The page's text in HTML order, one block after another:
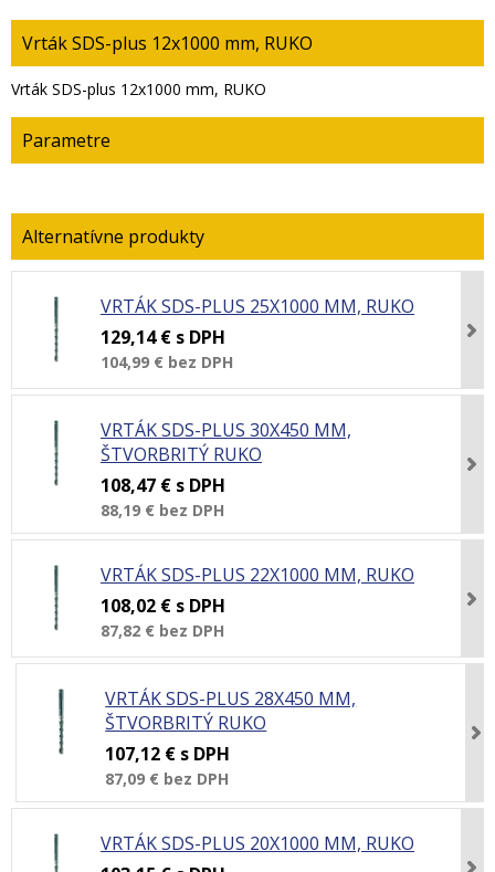
Vrták SDS-plus 12x1000 mm, RUKO
Vrták SDS-plus 12x1000 mm, RUKO
Parametre
VRTÁK SDS-PLUS 25X1000 MM, RUKO
129,14 € s DPH
104,99 € bez DPH
VRTÁK SDS-PLUS 30X450 MM,
ŠTVORBRITÝ RUKO
108,47 € s DPH
88,19 € bez DPH
VRTÁK SDS-PLUS 22X1000 MM, RUKO
108,02 € s DPH
87,82 € bez DPH
VRTÁK SDS-PLUS 28X450 MM,
ŠTVORBRITÝ RUKO
107,12 € s DPH
87,09 € bez DPH
VRTÁK SDS-PLUS 20X1000 MM, RUKO